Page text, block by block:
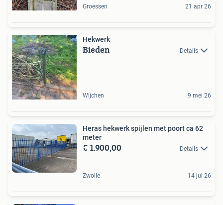
Groessen 21 apr 26
Hekwerk
Bieden Details
Wijchen 9 mei 26
Heras hekwerk spijlen met poort ca 62
meter
€ 1.900,00 Details
Zwolle 14 jul 26